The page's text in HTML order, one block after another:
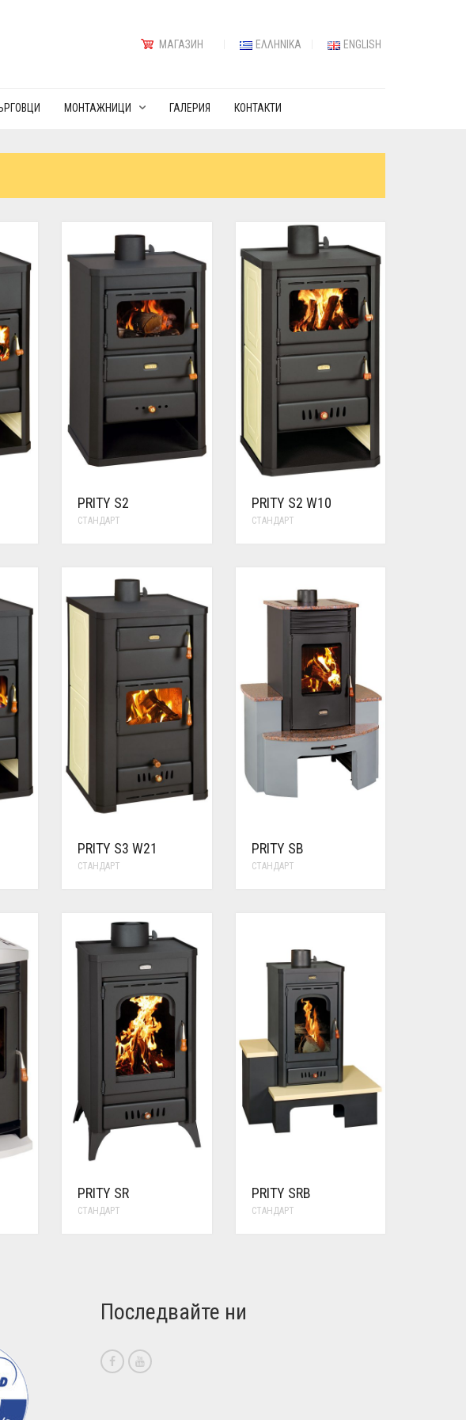
МАГАЗИН ΕΛΛΗΝΙΚΆ ENGLISH
МОНТАЖНИЦИ ГАЛЕРИЯ КОНТАКТИ
PRITY S2
СТАНДАРТ
PRITY S2 W10
СТАНДАРТ
PRITY S3 W21
СТАНДАРТ
PRITY SB
СТАНДАРТ
PRITY SR
СТАНДАРТ
PRITY SRB
СТАНДАРТ
Последвайте ни